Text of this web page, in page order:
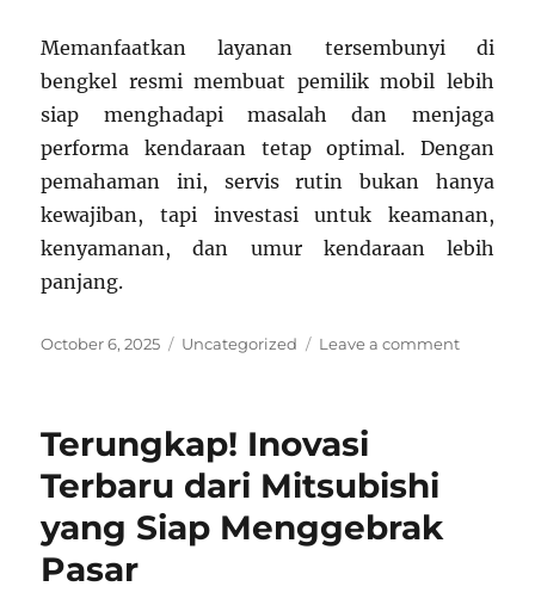
Memanfaatkan layanan tersembunyi di
bengkel resmi membuat pemilik mobil lebih
siap menghadapi masalah dan menjaga
performa kendaraan tetap optimal. Dengan
pemahaman ini, servis rutin bukan hanya
kewajiban, tapi investasi untuk keamanan,
kenyamanan, dan umur kendaraan lebih
panjang.
Posted
October 6, 2025 Categories
Uncategorized Leave a commenton
Terungkap! Inovasi
Terbaru dari Mitsubishi
yang Siap Menggebrak
Pasar